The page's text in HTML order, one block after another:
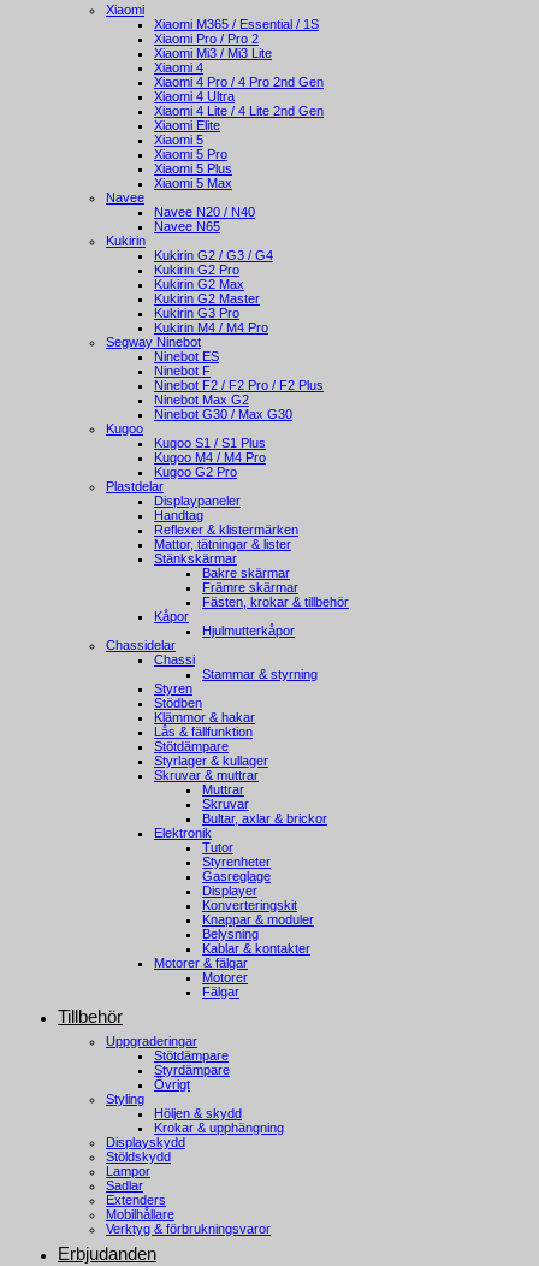
Xiaomi
Xiaomi M365 / Essential / 1S
Xiaomi Pro / Pro 2
Xiaomi Mi3 / Mi3 Lite
Xiaomi 4
Xiaomi 4 Pro / 4 Pro 2nd Gen
Xiaomi 4 Ultra
Xiaomi 4 Lite / 4 Lite 2nd Gen
Xiaomi Elite
Xiaomi 5
Xiaomi 5 Pro
Xiaomi 5 Plus
Xiaomi 5 Max
Navee
Navee N20 / N40
Navee N65
Kukirin
Kukirin G2 / G3 / G4
Kukirin G2 Pro
Kukirin G2 Max
Kukirin G2 Master
Kukirin G3 Pro
Kukirin M4 / M4 Pro
Segway Ninebot
Ninebot ES
Ninebot F
Ninebot F2 / F2 Pro / F2 Plus
Ninebot Max G2
Ninebot G30 / Max G30
Kugoo
Kugoo S1 / S1 Plus
Kugoo M4 / M4 Pro
Kugoo G2 Pro
Plastdelar
Displaypaneler
Handtag
Reflexer & klistermärken
Mattor, tätningar & lister
Stänkskärmar
Bakre skärmar
Främre skärmar
Fästen, krokar & tillbehör
Kåpor
Hjulmutterkåpor
Chassidelar
Chassi
Stammar & styrning
Styren
Stödben
Klämmor & hakar
Lås & fällfunktion
Stötdämpare
Styrlager & kullager
Skruvar & muttrar
Muttrar
Skruvar
Bultar, axlar & brickor
Elektronik
Tutor
Styrenheter
Gasreglage
Displayer
Konverteringskit
Knappar & moduler
Belysning
Kablar & kontakter
Motorer & fälgar
Motorer
Fälgar
Tillbehör
Uppgraderingar
Stötdämpare
Styrdämpare
Övrigt
Styling
Höljen & skydd
Krokar & upphängning
Displayskydd
Stöldskydd
Lampor
Sadlar
Extenders
Mobilhållare
Verktyg & förbrukningsvaror
Erbjudanden